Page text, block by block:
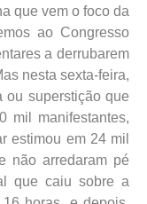
que vem o foco da
ao Congresso
a derrubarem
nesta sexta-feira,
ou superstição que
mil manifestantes,
estimou em 24 mil
não arredaram pé
que caiu sobre a